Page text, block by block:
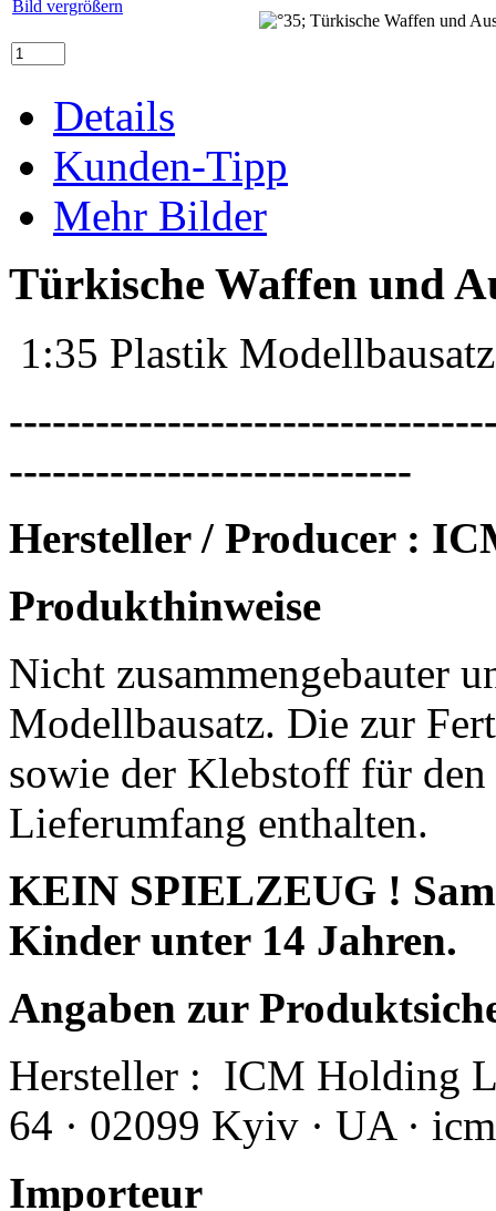
Bild vergrößern
Details
Kunden-Tipp
Mehr Bilder
Türkische Waffen und
1:35 Plastik Modellbausatz
----------------------------
Hersteller / Producer :
Produkthinweise
Nicht zusammengebauter
Modellbausatz. Die zur
sowie der Klebstoff für
Lieferumfang enthalten.
KEIN SPIELZEUG !
Kinder unter 14 Jahren.
Angaben zur
Hersteller : ICM Holding
64 · 02099 Kyiv · UA ·
Importeur